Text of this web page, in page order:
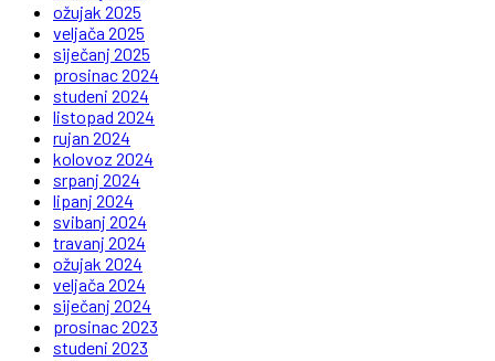
ožujak 2025
veljača 2025
siječanj 2025
prosinac 2024
studeni 2024
listopad 2024
rujan 2024
kolovoz 2024
srpanj 2024
lipanj 2024
svibanj 2024
travanj 2024
ožujak 2024
veljača 2024
siječanj 2024
prosinac 2023
studeni 2023